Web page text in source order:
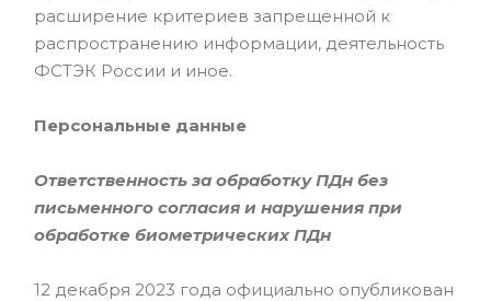
расширение критериев запрещенной к
распространению информации, деятельность
ФСТЭК России и иное.
Персональные данные
Ответственность за обработку ПДн без
письменного согласия и нарушения при
обработке биометрических ПДн
12 декабря 2023 года официально опубликован